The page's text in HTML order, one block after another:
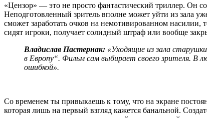
«Цензор» — это не просто фантастический триллер. Он
Неподготовленный зритель вполне может уйти из зала
сможет заработать очков на немотивированном насилии,
сидят игроки, получает солидный штраф или вообще
Владислав Пастернак: «Уходящие из зала
в Европу“. Фильм сам выбирает своего зрителя. В
ошибкой».
Со временем ты привыкаешь к тому, что на экране
которая лишь на первый взгляд кажется банальной.